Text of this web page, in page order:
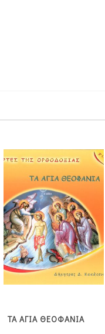
ΤΑ ΑΓΙΑ ΘΕΟΦΑΝΙΑ